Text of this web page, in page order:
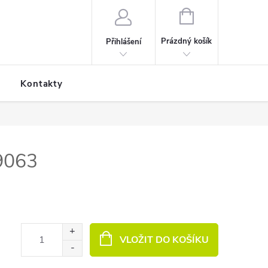
Přihlášení
NÁKUPNÍ KOŠÍK
Prázdný košík
Kontakty
VLOŽIT DO KOŠÍKU